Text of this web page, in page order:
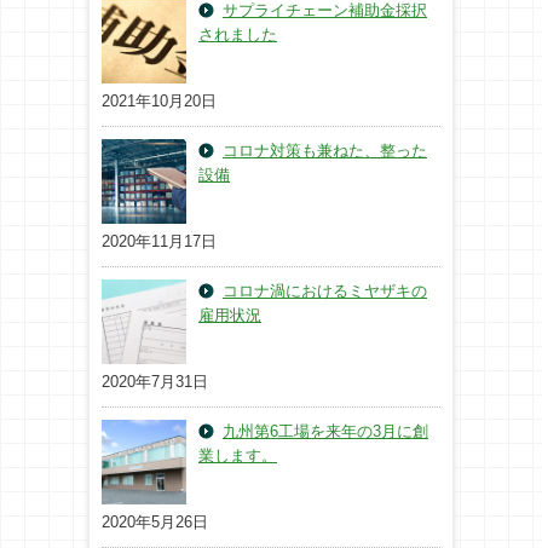
サプライチェーン補助金採択
されました
2021年10月20日
コロナ対策も兼ねた、整った
設備
2020年11月17日
コロナ渦におけるミヤザキの
雇用状況
2020年7月31日
九州第6工場を来年の3月に創
業します。
2020年5月26日